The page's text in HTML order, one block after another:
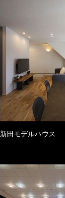
新田モデルハウス